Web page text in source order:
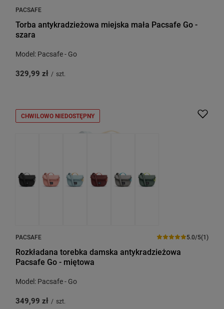
PACSAFE
Torba antykradzieżowa miejska mała Pacsafe Go -
szara
Model: Pacsafe - Go
329,99 zł / szt.
CHWILOWO NIEDOSTĘPNY
PACSAFE 5.0/5(1)
Rozkładana torebka damska antykradzieżowa
Pacsafe Go - miętowa
Model: Pacsafe - Go
349,99 zł / szt.